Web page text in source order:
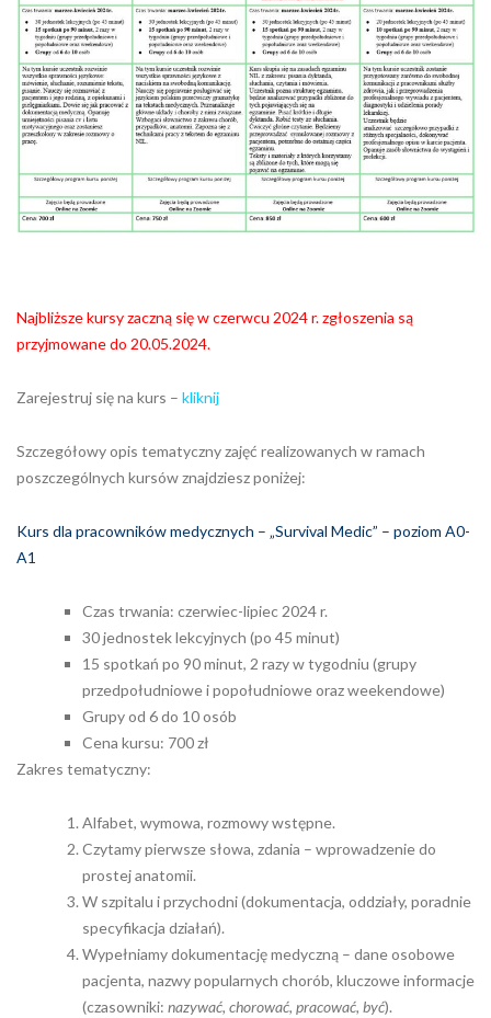
Najbliższe kursy zaczną się w czerwcu 2024 r. zgłoszenia są
przyjmowane do 20.05.2024.
Zarejestruj się na kurs – kliknij
Szczegółowy opis tematyczny zajęć realizowanych w ramach
poszczególnych kursów znajdziesz poniżej:
Kurs dla pracowników medycznych – „Survival Medic” – poziom A0-
A1
Czas trwania: czerwiec-lipiec 2024 r.
30 jednostek lekcyjnych (po 45 minut)
15 spotkań po 90 minut, 2 razy w tygodniu (grupy
przedpołudniowe i popołudniowe oraz weekendowe)
Grupy od 6 do 10 osób
Cena kursu: 700 zł
Zakres tematyczny:
Alfabet, wymowa, rozmowy wstępne.
Czytamy pierwsze słowa, zdania – wprowadzenie do
prostej anatomii.
W szpitalu i przychodni (dokumentacja, oddziały, poradnie
specyfikacja działań).
Wypełniamy dokumentację medyczną – dane osobowe
pacjenta, nazwy popularnych chorób, kluczowe informacje
(czasowniki: nazywać, chorować, pracować, być).